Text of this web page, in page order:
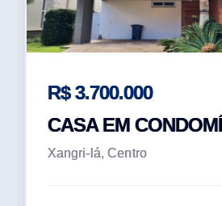
R$ 3.700.000
CASA EM
Xangri-lá, Centro